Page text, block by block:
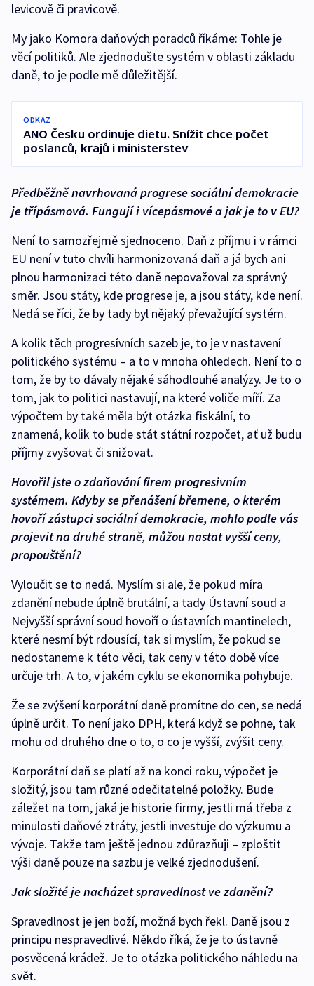
levicově či pravicově.
My jako Komora daňových poradců říkáme: Tohle je
věcí politiků. Ale zjednodušte systém v oblasti základu
daně, to je podle mě důležitější.
ODKAZ
ANO Česku ordinuje dietu. Snížit chce počet
poslanců, krajů i ministerstev
Předběžně navrhovaná progrese sociální demokracie
je třípásmová. Fungují i vícepásmové a jak je to v EU?
Není to samozřejmě sjednoceno. Daň z příjmu i v rámci
EU není v tuto chvíli harmonizovaná daň a já bych ani
plnou harmonizaci této daně nepovažoval za správný
směr. Jsou státy, kde progrese je, a jsou státy, kde není.
Nedá se říci, že by tady byl nějaký převažující systém.
A kolik těch progresívních sazeb je, to je v nastavení
politického systému – a to v mnoha ohledech. Není to o
tom, že by to dávaly nějaké sáhodlouhé analýzy. Je to o
tom, jak to politici nastavují, na které voliče míří. Za
výpočtem by také měla být otázka fiskální, to
znamená, kolik to bude stát státní rozpočet, ať už budu
příjmy zvyšovat či snižovat.
Hovořil jste o zdaňování firem progresivním
systémem. Kdyby se přenášení břemene, o kterém
hovoří zástupci sociální demokracie, mohlo podle vás
projevit na druhé straně, můžou nastat vyšší ceny,
propouštění?
Vyloučit se to nedá. Myslím si ale, že pokud míra
zdanění nebude úplně brutální, a tady Ústavní soud a
Nejvyšší správní soud hovoří o ústavních mantinelech,
které nesmí být rdousící, tak si myslím, že pokud se
nedostaneme k této věci, tak ceny v této době více
určuje trh. A to, v jakém cyklu se ekonomika pohybuje.
Že se zvýšení korporátní daně promítne do cen, se nedá
úplně určit. To není jako DPH, která když se pohne, tak
mohu od druhého dne o to, o co je vyšší, zvýšit ceny.
Korporátní daň se platí až na konci roku, výpočet je
složitý, jsou tam různé odečitatelné položky. Bude
záležet na tom, jaká je historie firmy, jestli má třeba z
minulosti daňové ztráty, jestli investuje do výzkumu a
vývoje. Takže tam ještě jednou zdůrazňuji – zploštit
výši daně pouze na sazbu je velké zjednodušení.
Jak složité je nacházet spravedlnost ve zdanění?
Spravedlnost je jen boží, možná bych řekl. Daně jsou z
principu nespravedlivé. Někdo říká, že je to ústavně
posvěcená krádež. Je to otázka politického náhledu na
svět.